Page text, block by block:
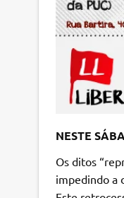
NESTE
Os ditos
impedindo a